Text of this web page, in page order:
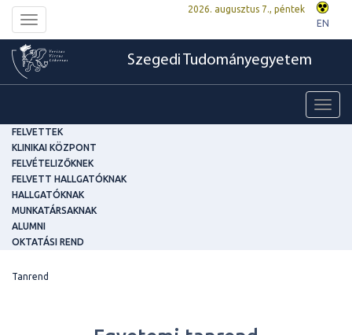
Toggle
navigation
2026. augusztus 7., péntek
EN
Szegedi Tudományegyetem
FELVETTEK
KLINIKAI KÖZPONT
FELVÉTELIZŐKNEK
FELVETT HALLGATÓKNAK
HALLGATÓKNAK
MUNKATÁRSAKNAK
ALUMNI
OKTATÁSI REND
Tanrend